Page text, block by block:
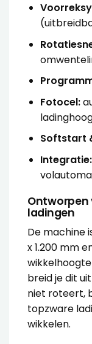
Fotocel:
Softstart
Integratie:
Ontworpen
ladingen
De machine
x 1.200 mm
breid je dit
niet roteert,
topzware
wikkelen.